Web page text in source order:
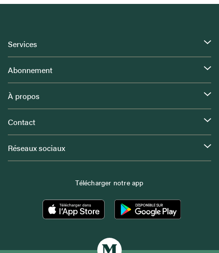
Services
Abonnement
À propos
Contact
Réseaux sociaux
Télécharger notre app